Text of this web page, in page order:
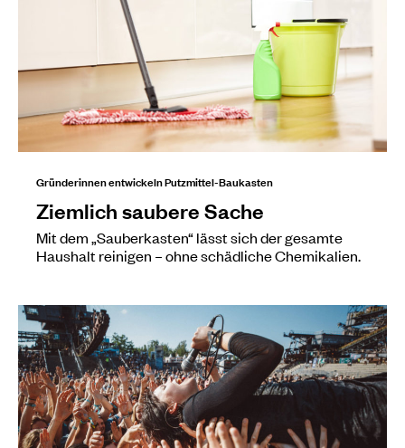
Gründerinnen entwickeln Putzmittel-Baukasten
Ziemlich saubere Sache
Mit dem „Sauberkasten“ lässt sich der gesamte
Haushalt reinigen – ohne schädliche Chemikalien.